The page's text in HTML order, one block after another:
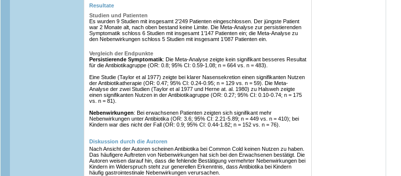
Resultate
Studien und Patienten
Es wurden 9 Studien mit insgesamt 2’249 Patienten eingeschlossen. Der jüngste Patient
war 2 Monate alt, nach oben bestand keine Limite. Die Meta-Analyse zur persistierenden
Symptomatik schloss 6 Studien mit insgesamt 1’147 Patienten ein; die Meta-Analyse zu
den Nebenwirkungen schloss 5 Studien mit insgesamt 1’087 Patienten ein.
Vergleich der Endpunkte
Persistierende Symptomatik: Die Meta-Analyse zeigte kein signifikant besseres Resultat
für die Antibiotikagruppe (OR: 0.8; 95% CI: 0.59-1.08; n = 664 vs. n = 483).
Eine Studie (Taylor et al 1977) zeigte bei klarer Nasensekretion einen signifikanten Nutzen
der Antibiotikatherapie (OR: 0.47; 95% CI: 0.24-0.95; n = 129 vs. n = 59). Die Meta-
Analyse der zwei Studien (Taylor et al 1977 und Herne at. al. 1980) zu Halsweh zeigte
einen signifikanten Nutzen in der Antibiotikagruppe (OR: 0.27; 95% CI: 0.10-0.74; n = 175
vs. n = 81).
Nebenwirkungen: Bei erwachsenen Patienten zeigten sich signifikant mehr
Nebenwirkungen unter Antibiotika (OR: 3.6; 95% CI: 2.21-5.89; n = 449 vs. n = 410); bei
Kindern war dies nicht der Fall (OR: 0.9; 95% CI: 0.44-1.82; n = 152 vs. n = 76).
Diskussion durch die Autoren
Nach Ansicht der Autoren scheinen Antibiotika bei Common Cold keinen Nutzen zu haben.
Das häufigere Auftreten von Nebenwirkungen hat sich bei den Erwachsenen bestätigt. Die
Autoren weisen darauf hin, dass die fehlende Bestätigung vermehrter Nebenwirkungen bei
Kindern im Widerspruch steht zur generellen Erkenntnis, dass Antibiotika bei Kindern
häufig gastrointestinale Nebenwirkungen verursachen.